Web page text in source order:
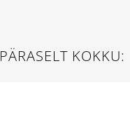
KOKKU: